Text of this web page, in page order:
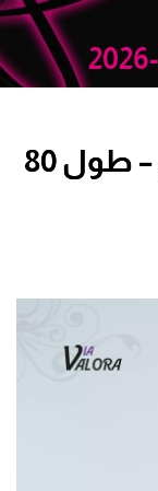
طقم بناتي 3 قطع – جوخ – طول 80